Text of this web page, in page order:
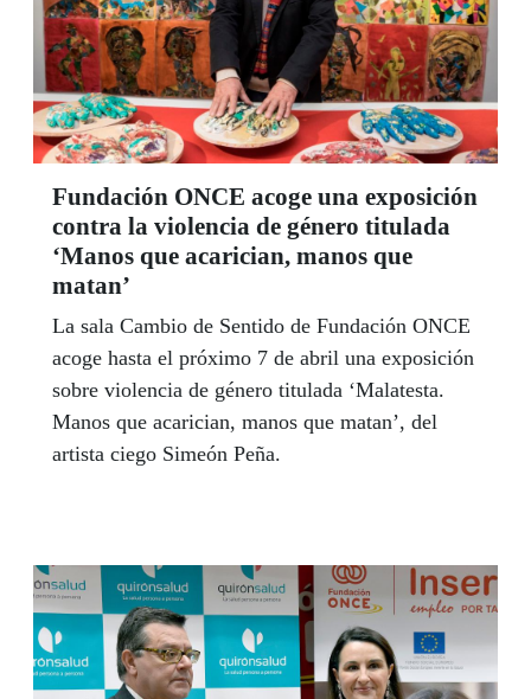
Fundación ONCE acoge una exposición
contra la violencia de género titulada
‘Manos que acarician, manos que
matan’
La sala Cambio de Sentido de Fundación ONCE
acoge hasta el próximo 7 de abril una exposición
sobre violencia de género titulada ‘Malatesta.
Manos que acarician, manos que matan’, del
artista ciego Simeón Peña.